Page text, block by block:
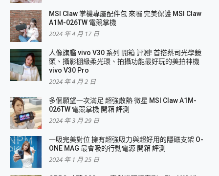
MSI Claw 掌機專屬配件包 來囉 完美保護 MSI Claw
A1M-026TW 電競掌機
2024 年 4 月 17 日
人像旗艦 vivo V30 系列 開箱 評測! 首搭蔡司光學鏡
頭、攝影棚級柔光環、拍攝功能最好玩的美拍神機
vivo V30 Pro
2024 年 4 月 2 日
多個願望一次滿足 超強散熱 微星 MSI Claw A1M-
026TW 電競掌機 開箱 評測
2024 年 3 月 29 日
一吸完美對位 擁有超強吸力與超好用的隱磁支架 O-
ONE MAG 最會吸的行動電源 開箱 評測
2024 年 1 月 25 日